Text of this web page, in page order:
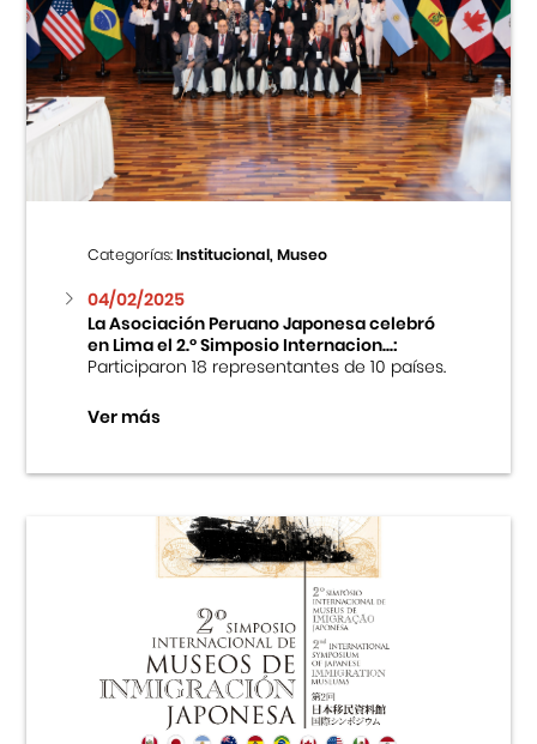
Categorías:Institucional, Museo
04/02/2025
La Asociación Peruano Japonesa celebró
en Lima el 2.º Simposio Internacion...:
Participaron 18 representantes de 10 países.
Ver más